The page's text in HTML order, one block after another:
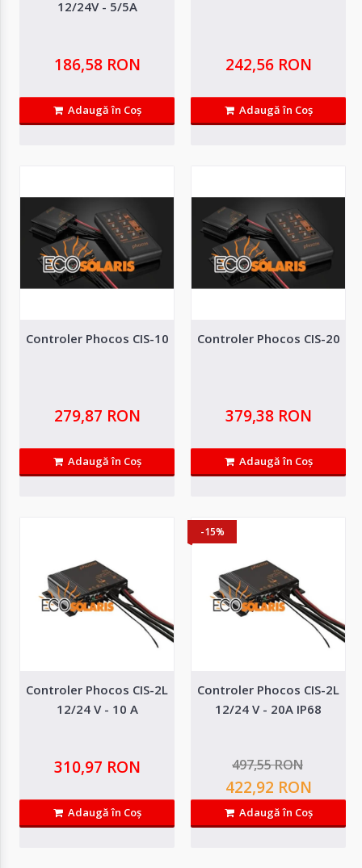
Compară produsul
BlueSolar PWM-Light este un controler de incarcare solara de tip PWM,
217,68 RON
Adaugă in Wishlist
Compară produsul
12/24V - 5/5A
186,58 RON
Adaugă în Coş
242,56 RON
Adaugă în Coş
Controler Phocos CIS-10
279,87 RON
Adaugă în Coş
Controler Phocos CIS-20
379,38 RON
Adaugă în Coş
Controler Phocos CIS-2L
12/24 V - 10 A
310,97 RON
Adaugă în Coş
-15%
Controler Phocos CIS-2L
12/24 V - 20A IP68
497,55 RON
422,92 RON
Adaugă în Coş